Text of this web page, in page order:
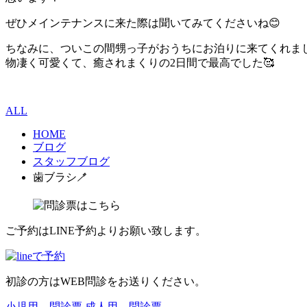
ぜひメインテナンスに来た際は聞いてみてくださいね😊
ちなみに、ついこの間甥っ子がおうちにお泊りに来てくれま
物凄く可愛くて、癒されまくりの2日間で最高でした🥰
ALL
HOME
ブログ
スタッフブログ
歯ブラシ🪥
ご予約はLINE予約よりお願い致します。
初診の方はWEB問診をお送りください。